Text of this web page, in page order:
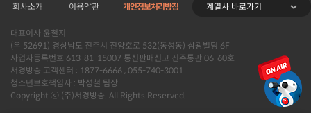
[공지] 개인정보처리방침 (Ver2.15) 개정의 건 (7/1)
[서경방송] 일부 채널편성 변경 안내의 건 (7/1)
[VOD공지] 청춘초이스 이용금액 변경 안내
[서경방송] 일부 채널편성 변경 안내의 건 (7/22)
회사소개 이용약관 개인정보처리방침 계열사 바로가기
대표이사 윤철지
(우 52691) 경상남도 진주시 진양호로 532(동성동) 삼광빌딩 6F
사업자등록번호 613-81-15007 통신판매신고 진주통판 06-60호
서경방송 고객센터 : 1877-6666 , 055-740-3001
청소년보호책임자 : 박성철 팀장
Copyright ⓒ (주)서경방송. All Rights Reserved.